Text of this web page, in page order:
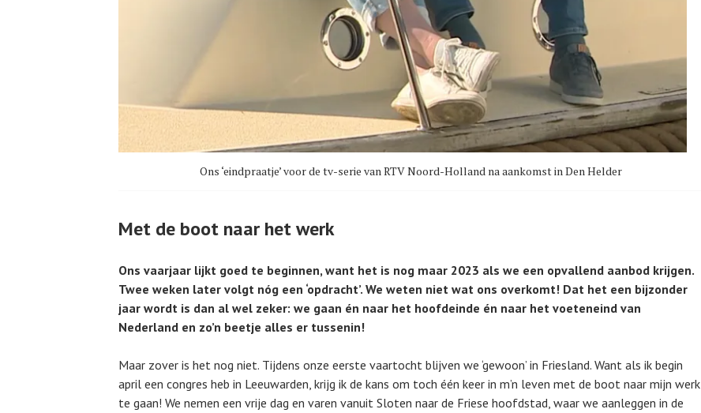
Ons ‘eindpraatje’ voor de tv-serie van RTV Noord-Holland na aankomst in Den Helder
Met de boot naar het werk
Ons vaarjaar lijkt goed te beginnen, want het is nog maar 2023 als we een opvallend aanbod krijgen.
Twee weken later volgt nóg een ‘opdracht’. We weten niet wat ons overkomt! Dat het een bijzonder
jaar wordt is dan al wel zeker: we gaan én naar het hoofdeinde én naar het voeteneind van
Nederland en zo’n beetje alles er tussenin!
Maar zover is het nog niet. Tijdens onze eerste vaartocht blijven we ‘gewoon’ in Friesland. Want als ik begin
april een congres heb in Leeuwarden, krijg ik de kans om toch één keer in m’n leven met de boot naar mijn werk
te gaan! We nemen een vrije dag en varen vanuit Sloten naar de Friese hoofdstad, waar we aanleggen in de